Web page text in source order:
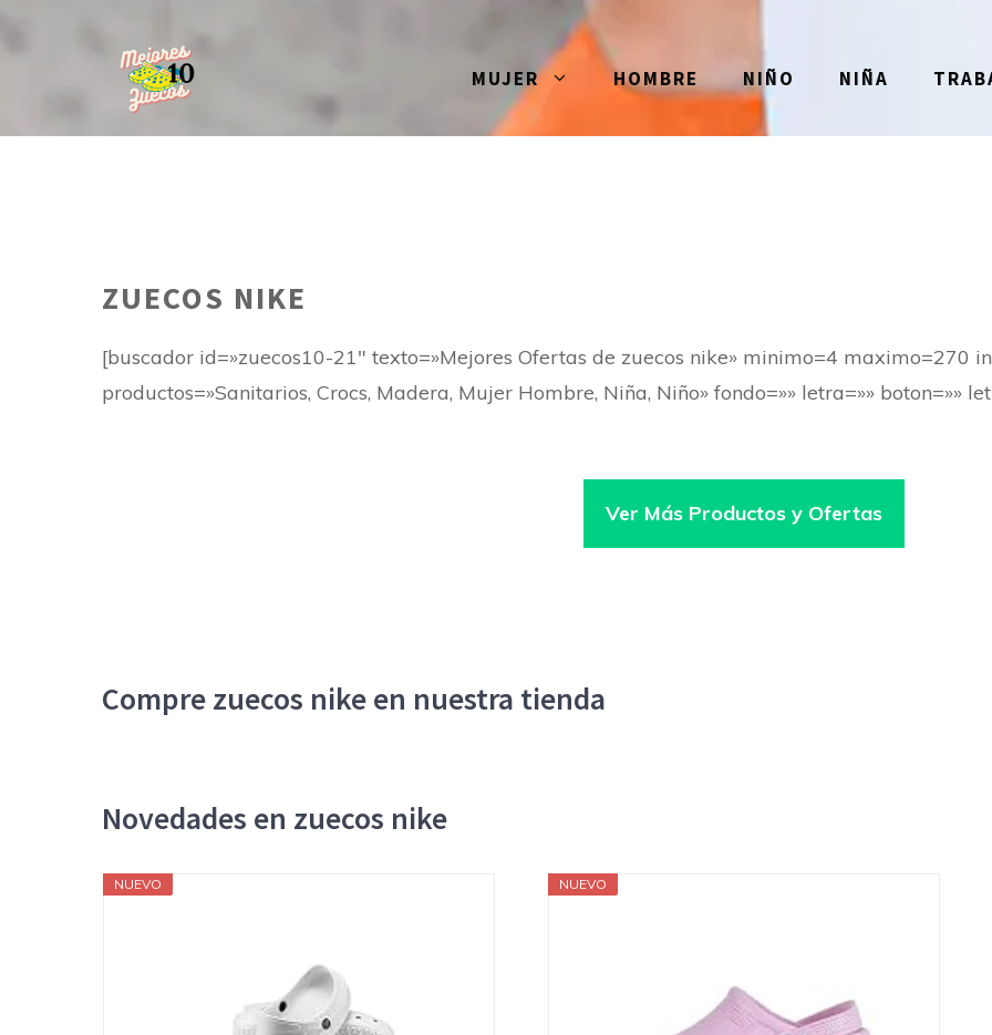
al
MUJER HOMBRE NIÑO NIÑA
ZUECOS NIKE
[buscador id=»zuecos10-21″ texto=»Mejores Ofertas de zuecos nike» minimo=4
productos=»Sanitarios, Crocs, Madera, Mujer Hombre, Niña, Niño» fondo=»» letra=»» boton=»»
Ver Más Productos y Ofertas
Compre zuecos nike en nuestra tienda
Novedades en zuecos nike
NUEVO NUEVO